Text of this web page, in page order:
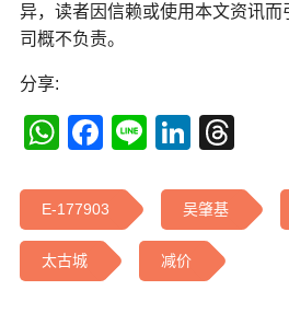
异，读者因信赖或使用本文资讯
司概不负责。
分享:
WhatsApp
Facebook
Line
E-177903 吴肇基
太古城 减价